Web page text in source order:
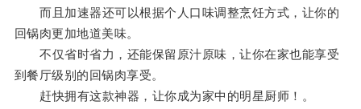
而且加速器还可以根据个人口味调整烹饪方式，让你的
回锅肉更加地道美味。
不仅省时省力，还能保留原汁原味，让你在家也能享受
到餐厅级别的回锅肉享受。
赶快拥有这款神器，让你成为家中的明星厨师！。